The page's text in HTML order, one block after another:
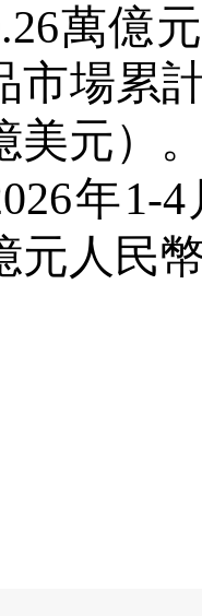
萬億
市場累
美元）
年1-4
元人民